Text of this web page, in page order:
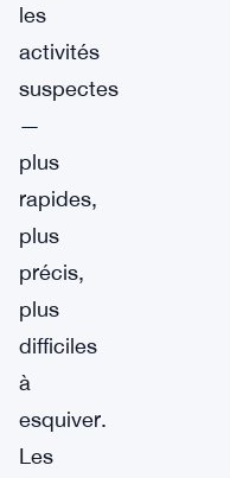
les
activités
suspectes
—
plus
rapides,
plus
précis,
plus
difficiles
à
esquiver.
Les